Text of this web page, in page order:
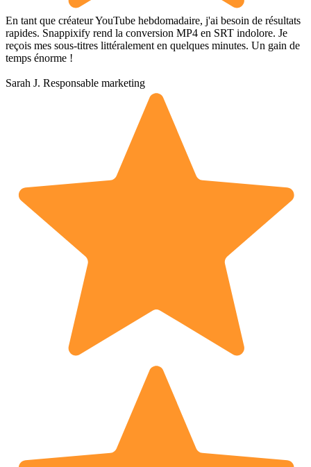
En tant que créateur YouTube hebdomadaire, j'ai besoin de résultats
rapides. Snappixify rend la conversion MP4 en SRT indolore. Je
reçois mes sous-titres littéralement en quelques minutes. Un gain de
temps énorme !
Sarah J. Responsable marketing